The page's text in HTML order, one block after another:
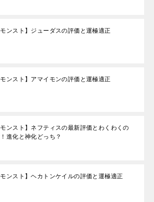
モンスト】ジューダスの評価と運極適正
モンスト】アマイモンの評価と運極適正
モンスト】ネフティスの最新評価とわくわくの
進化と神化どっち？
モンスト】ヘカトンケイルの評価と運極適正